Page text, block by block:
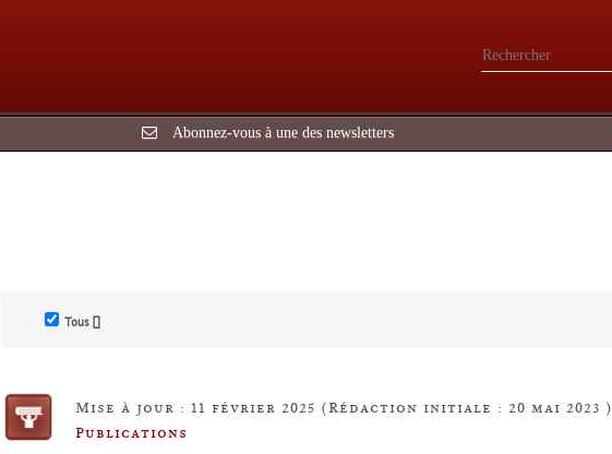
Abonnez-vous à une des newsletters
Tous []
Mise à jour : 11 février 2025 (Rédaction initiale : 20 mai 2023 )
Publications